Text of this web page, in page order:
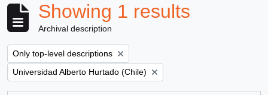
Showing 1 results
Archival description
Remove filter:
Only top-level descriptions
Remove filter:
Universidad Alberto Hurtado (Chile)